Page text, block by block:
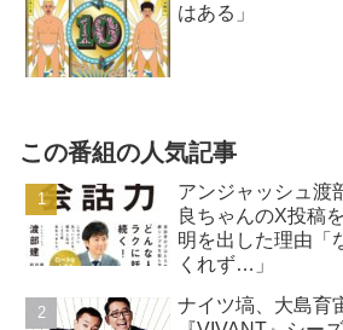
はある」
この番組の人気記事
アンジャッシュ渡
良ちゃんのX投稿
明を出した理由「
くれず…」
ナイツ塙、大島育